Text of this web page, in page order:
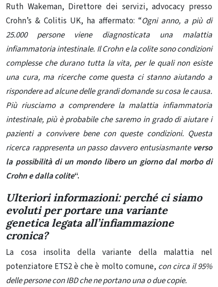
Ruth Wakeman, Direttore dei servizi, advocacy presso
Crohn’s & Colitis UK, ha affermato: “Ogni anno, a più di
25.000 persone viene diagnosticata una malattia
infiammatoria intestinale. Il Crohn e la colite sono condizioni
complesse che durano tutta la vita, per le quali non esiste
una cura, ma ricerche come questa ci stanno aiutando a
rispondere ad alcune delle grandi domande su cosa le causa.
Più riusciamo a comprendere la malattia infiammatoria
intestinale, più è probabile che saremo in grado di aiutare i
pazienti a convivere bene con queste condizioni. Questa
ricerca rappresenta un passo davvero entusiasmante verso
la possibilità di un mondo libero un giorno dal morbo di
Crohn e dalla colite“.
Ulteriori informazioni: perché ci siamo
evoluti per portare una variante
genetica legata all’infiammazione
cronica?
La cosa insolita della variante della malattia nel
potenziatore ETS2 è che è molto comune, con circa il 95%
delle persone con IBD che ne portano una o due copie.